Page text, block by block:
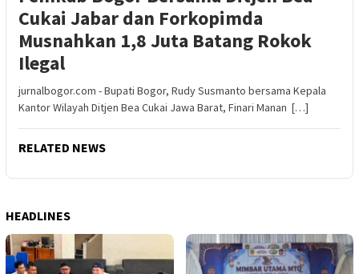
Cukai Jabar dan Forkopimda
Musnahkan 1,8 Juta Batang Rokok
Ilegal
jurnalbogor.com - Bupati Bogor, Rudy Susmanto bersama Kepala
Kantor Wilayah Ditjen Bea Cukai Jawa Barat, Finari Manan […]
RELATED NEWS
HEADLINES